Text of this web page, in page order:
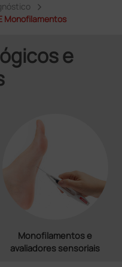
Monofilamentos
e
Monofilamentos e
avaliadores sensoriais